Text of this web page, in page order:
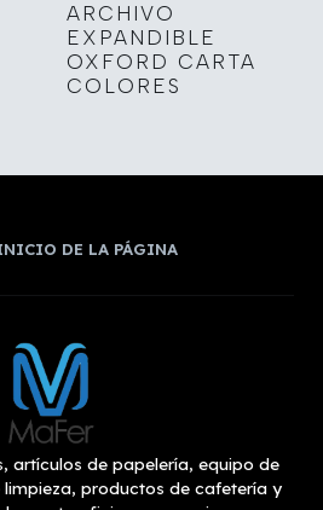
ARCHIVO
EXPANDIBLE
OXFORD CARTA
COLORES
DE LA PÁGINA
artículos de papelería, equipo de
productos de cafetería y